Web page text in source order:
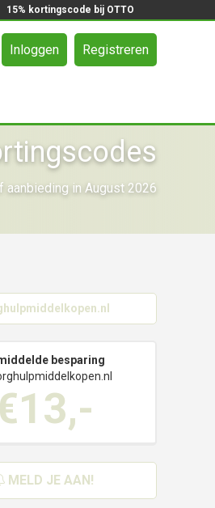
15% kortingscode bij OTTO
Inloggen Registreren
in August 2026
besparing
MELD JE AAN!